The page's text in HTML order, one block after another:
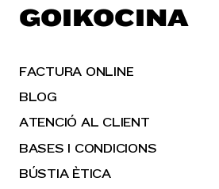
GOIKOCINA
FACTURA ONLINE
BLOG
ATENCIÓ AL CLIENT
BASES I CONDICIONS
BÚSTIA ÈTICA